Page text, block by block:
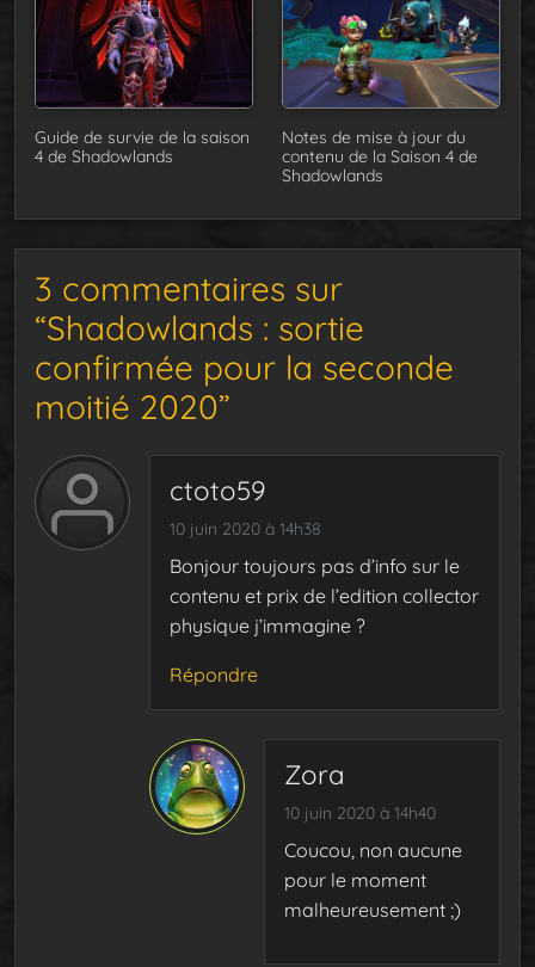
Guide de survie de la saison
4 de Shadowlands
Notes de mise à jour du
contenu de la Saison 4 de
Shadowlands
3 commentaires sur
“Shadowlands : sortie
confirmée pour la seconde
moitié 2020”
ctoto59
10 juin 2020 à 14h38
Bonjour toujours pas d’info sur le
contenu et prix de l’edition collector
physique j’immagine ?
Répondre
Zora
10 juin 2020 à 14h40
Coucou, non aucune
pour le moment
malheureusement ;)